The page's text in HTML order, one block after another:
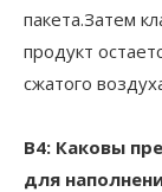
пакета.Затем
продукт
сжатого
В4: Каковы
для